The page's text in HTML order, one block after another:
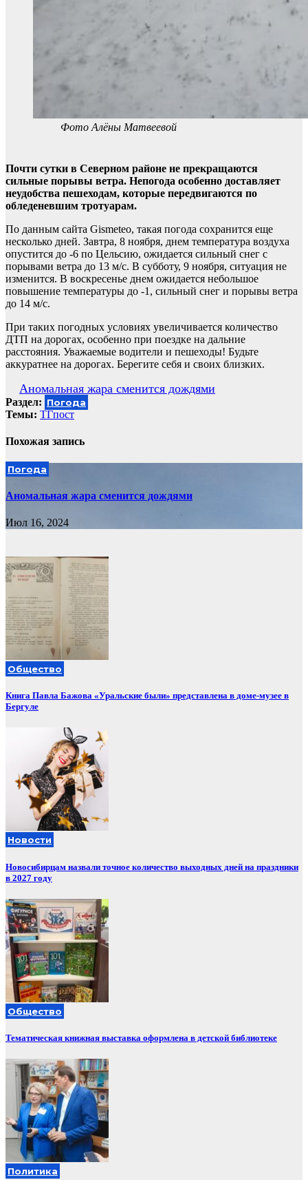
Фото Алёны Матвеевой
Почти сутки в Северном районе не прекращаются
сильные порывы ветра. Непогода особенно доставляет
неудобства пешеходам, которые передвигаются по
обледеневшим тротуарам.
По данным сайта Gismeteo, такая погода сохранится еще
несколько дней. Завтра, 8 ноября, днем температура воздуха
опустится до -6 по Цельсию, ожидается сильный снег с
порывами ветра до 13 м/с. В субботу, 9 ноября, ситуация не
изменится. В воскресенье днем ожидается небольшое
повышение температуры до -1, сильный снег и порывы ветра
до 14 м/с.
При таких погодных условиях увеличивается количество
ДТП на дорогах, особенно при поездке на дальние
расстояния. Уважаемые водители и пешеходы! Будьте
аккуратнее на дорогах. Берегите себя и своих близких.
Навигация
по
Аномальная жара сменится дождями
Раздел: Погода
Темы: ТГпост
Похожая запись
Погода
Аномальная жара сменится дождями
Июл 16, 2024
Общество
Книга Павла Бажова «Уральские были» представлена в доме-музее в
Бергуле
Новости
Новосибирцам назвали точное количество выходных дней на праздники
в 2027 году
Общество
Тематическая книжная выставка оформлена в детской библиотеке
Политика